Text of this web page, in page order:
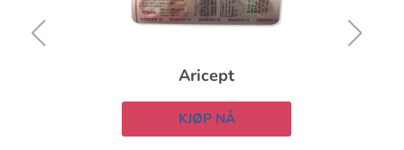
Aricept
KJØP NÅ